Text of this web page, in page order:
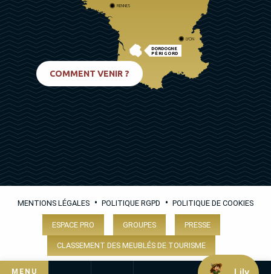
MENU
DORDOGNE
PÉRIGORD
RENNES
LYON
COMMENT VENIR ?
MENTIONS LÉGALES • POLITIQUE RGPD • POLITIQUE DE COOKIES
ESPACE PRO GROUPES PRESSE
CLASSEMENT DES MEUBLÉS DE TOURISME